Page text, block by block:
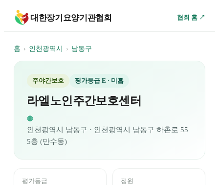
대한장기요양기관협회 협회 홈 ↗
홈 › 인천광역시 › 남동구
주야간보호 평가등급 E · 미흡
라엘노인주간보호센터
◍
인천광역시
남동구 · 인천광역시 남동구 하촌로 55
5층 (만수동)
평가등급 정원